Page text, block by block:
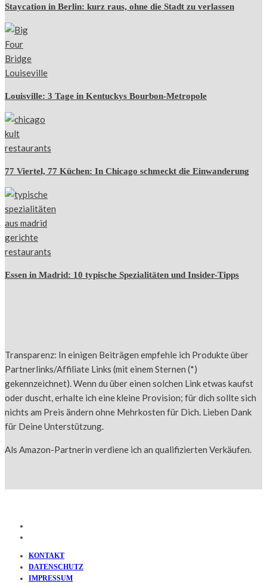
Staycation in Berlin: kurz raus, ohne die Stadt zu verlassen
Louisville: 3 Tage in Kentuckys Bourbon-Metropole
77 Viertel, 77 Küchen: In Chicago schmeckt die Einwanderung
Essen in Madrid: 10 typische Spezialitäten und Insider-Tipps
Transparenz: In einigen Beiträgen empfehle ich Produkte über
Partnerlinks/Affiliate Links (mit einem Sternen (*)
gekennzeichnet). Wenn du über einen solchen Link etwas kaufst
oder duscht, erhalte ich eine kleine Provision; für dich sollte sich
nichts am Preis ändern ohne Mehrkosten für Dich. Lieben Dank
für Deine Unterstützung.
Als Amazon-Partnerin verdiene ich an qualifizierten Verkäufen.
KONTAKT
DATENSCHUTZ
IMPRESSUM